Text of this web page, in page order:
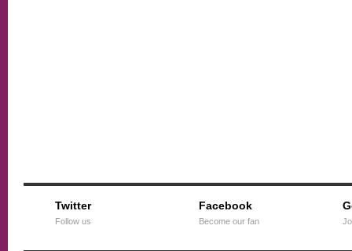
Twitter
Follow us
Facebook
Become our fan